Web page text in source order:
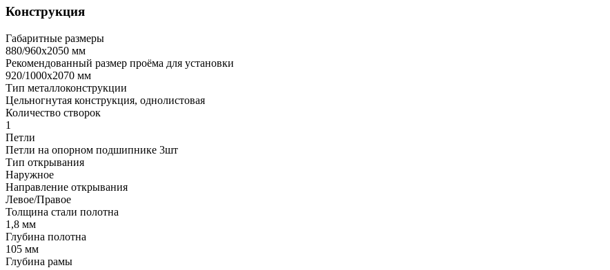
Конструкция
Габаритные размеры
880/960х2050 мм
Рекомендованный размер проёма для установки
920/1000х2070 мм
Тип металлоконструкции
Цельногнутая конструкция, однолистовая
Количество створок
1
Петли
Петли на опорном подшипнике 3шт
Тип открывания
Наружное
Направление открывания
Левое/Правое
Толщина стали полотна
1,8 мм
Глубина полотна
105 мм
Глубина рамы